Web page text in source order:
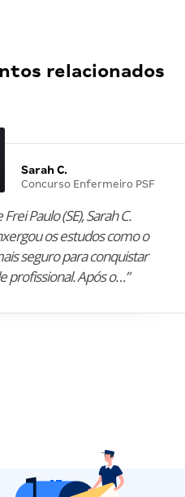
relacionados
Sarah C.
Concurso Enfermeiro PSF
Paulo (SE), Sarah C.
os estudos como o
seguro para conquistar
profissional. Após o…”